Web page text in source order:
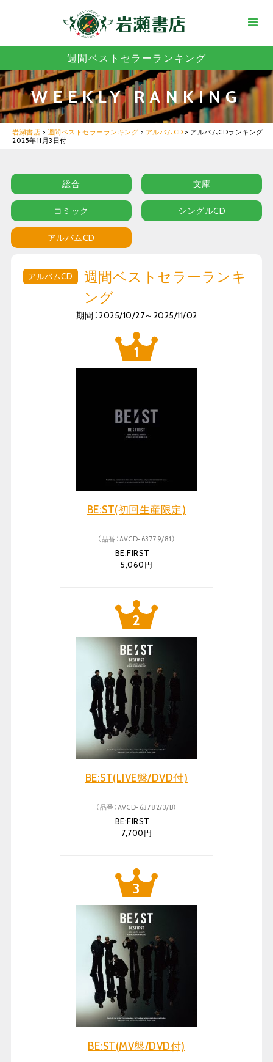
週間ベストセラーランキング
WEEKLY RANKING
岩瀬書店 > 週間ベストセラーランキング > アルバムCD > アルバムCDランキング
2025年11月3日付
総合 文庫
コミック シングルCD
アルバムCD
アルバムCD
週間ベストセラーランキ
ング
期間：2025/10/27～2025/11/02
BE:ST(初回生産限定)
（品番：AVCD-63779/81）
BE:FIRST
5,060円
BE:ST(LIVE盤/DVD付)
（品番：AVCD-63782/3/B）
BE:FIRST
7,700円
BE:ST(MV盤/DVD付)